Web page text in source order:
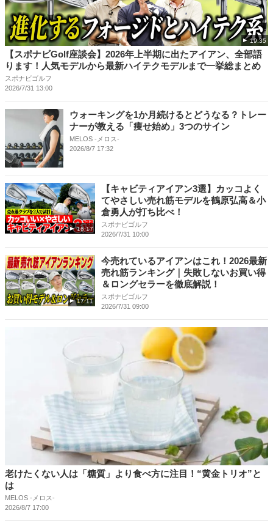
19:35
【スポナビGolf座談会】2026年上半期に出たアイアン、全部語
ります！人気モデルから最新ハイテクモデルまで一挙総まとめ
スポナビゴルフ
2026/7/31 13:00
ウォーキングを1か月続けるとどうなる？トレー
ナーが教える「痩せ始め」3つのサイン
MELOS -メロス-
2026/8/7 17:32
16:17
【キャビティアイアン3選】カッコよく
てやさしい売れ筋モデルを鶴原弘高＆小
倉勇人が打ち比べ！
スポナビゴルフ
2026/7/31 10:00
17:11
今売れているアイアンはこれ！2026最新
売れ筋ランキング｜失敗しないお買い得
＆ロングセラーを徹底解説！
スポナビゴルフ
2026/7/31 09:00
老けたくない人は「糖質」より食べ方に注目！“黄金トリオ”と
は
MELOS -メロス-
2026/8/7 17:00